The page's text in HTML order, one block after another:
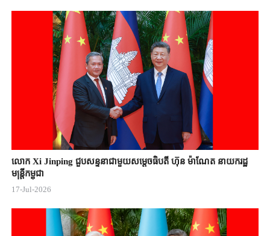
លោក Xi Jinping ជួបសន្ទនាជាមួយសម្តេចធិបតី ហ៊ុន ម៉ាណែត នាយករដ្ឋ
មន្ត្រីកម្ពុជា
17-Jul-2026